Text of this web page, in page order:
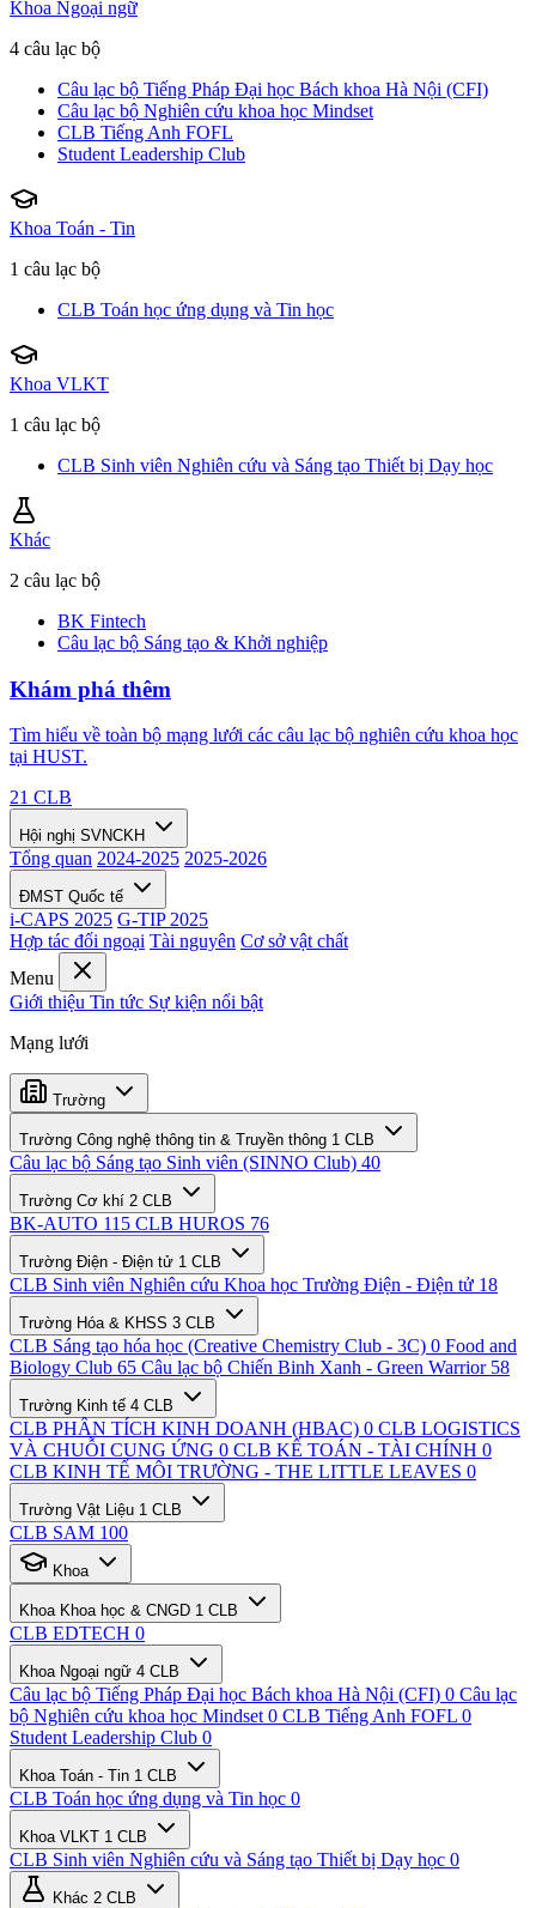
Khoa Ngoại ngữ
4 câu lạc bộ
Câu lạc bộ Tiếng Pháp Đại học Bách khoa Hà Nội (CFI)
Câu lạc bộ Nghiên cứu khoa học Mindset
CLB Tiếng Anh FOFL
Student Leadership Club
Khoa Toán - Tin
1 câu lạc bộ
CLB Toán học ứng dụng và Tin học
Khoa VLKT
1 câu lạc bộ
CLB Sinh viên Nghiên cứu và Sáng tạo Thiết bị Dạy học
Khác
2 câu lạc bộ
BK Fintech
Câu lạc bộ Sáng tạo & Khởi nghiệp
Khám phá thêm
Tìm hiểu về toàn bộ mạng lưới các câu lạc bộ nghiên cứu khoa học
tại HUST.
21 CLB
Hội nghị SVNCKH
Tổng quan 2024-2025 2025-2026
ĐMST Quốc tế
i-CAPS 2025 G-TIP 2025
Hợp tác đối ngoại Tài nguyên Cơ sở vật chất
Menu
Giới thiệu Tin tức Sự kiện nổi bật
Mạng lưới
Trường
Trường Công nghệ thông tin & Truyền thông 1 CLB
Câu lạc bộ Sáng tạo Sinh viên (SINNO Club) 40
Trường Cơ khí 2 CLB
BK-AUTO 115 CLB HUROS 76
Trường Điện - Điện tử 1 CLB
CLB Sinh viên Nghiên cứu Khoa học Trường Điện - Điện tử 18
Trường Hóa & KHSS 3 CLB
CLB Sáng tạo hóa học (Creative Chemistry Club - 3C) 0 Food and
Biology Club 65 Câu lạc bộ Chiến Binh Xanh - Green Warrior 58
Trường Kinh tế 4 CLB
CLB PHÂN TÍCH KINH DOANH (HBAC) 0 CLB LOGISTICS
VÀ CHUỖI CUNG ỨNG 0 CLB KẾ TOÁN - TÀI CHÍNH 0
CLB KINH TẾ MÔI TRƯỜNG - THE LITTLE LEAVES 0
Trường Vật Liệu 1 CLB
CLB SAM 100
Khoa
Khoa Khoa học & CNGD 1 CLB
CLB EDTECH 0
Khoa Ngoại ngữ 4 CLB
Câu lạc bộ Tiếng Pháp Đại học Bách khoa Hà Nội (CFI) 0 Câu lạc
bộ Nghiên cứu khoa học Mindset 0 CLB Tiếng Anh FOFL 0
Student Leadership Club 0
Khoa Toán - Tin 1 CLB
CLB Toán học ứng dụng và Tin học 0
Khoa VLKT 1 CLB
CLB Sinh viên Nghiên cứu và Sáng tạo Thiết bị Dạy học 0
Khác 2 CLB